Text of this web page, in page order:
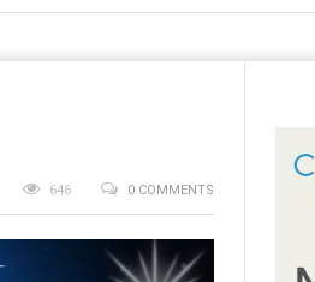
0 COMMENTS
646